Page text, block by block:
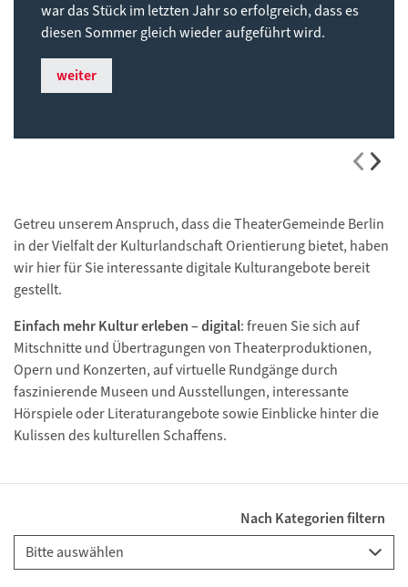
war das Stück im letzten Jahr so erfolgreich, dass es
diesen Sommer gleich wieder aufgeführt wird.
weiter
Getreu unserem Anspruch, dass die TheaterGemeinde Berlin
in der Vielfalt der Kulturlandschaft Orientierung bietet, haben
wir hier für Sie interessante digitale Kulturangebote bereit
gestellt.
Einfach mehr Kultur erleben – digital: freuen Sie sich auf
Mitschnitte und Übertragungen von Theaterproduktionen,
Opern und Konzerten, auf virtuelle Rundgänge durch
faszinierende Museen und Ausstellungen, interessante
Hörspiele oder Literaturangebote sowie Einblicke hinter die
Kulissen des kulturellen Schaffens.
Nach Kategorien filtern